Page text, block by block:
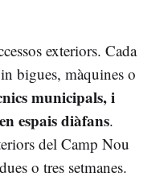
exteriors. Cada
bigues, màquines o
municipals, i
espais diàfans.
del Camp Nou
o tres setmanes.